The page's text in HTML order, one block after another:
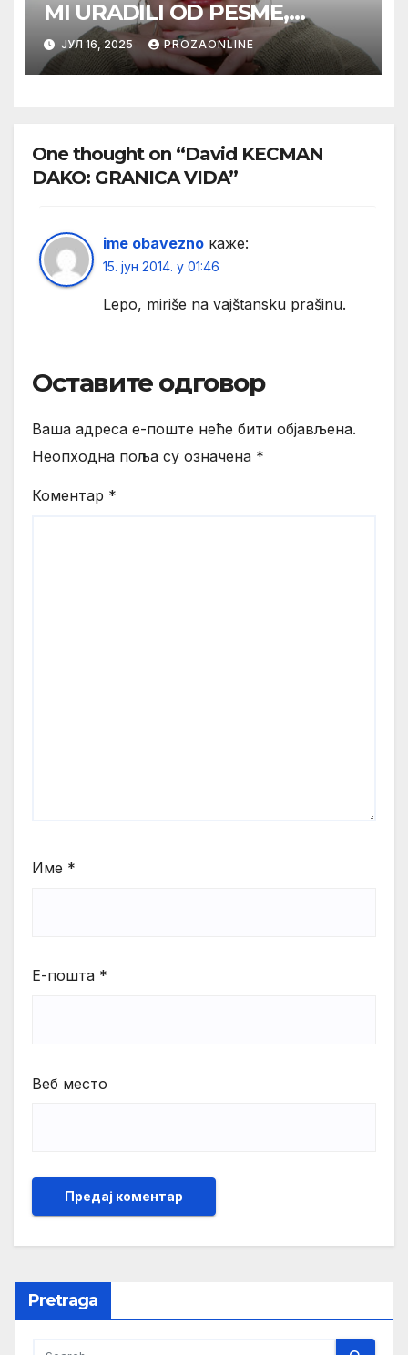
MI URADILI OD PESME,
MAMA*
ЈУЛ 16, 2025 PROZAONLINE
One thought on “David KECMAN
DAKO: GRANICA VIDA”
ime obavezno каже:
15. јун 2014. у 01:46
Lepo, miriše na vajštansku prašinu.
Оставите одговор
Ваша адреса е-поште неће бити објављена.
Неопходна поља су означена *
Коментар *
Име *
Е-пошта *
Веб место
Pretraga